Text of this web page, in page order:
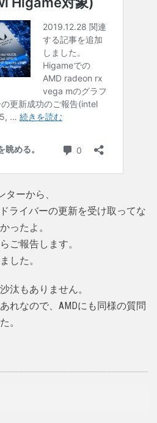
ーから、
ライバーの更新を受け取ってな
ったよ。
ご報告します。
した。
汰もありません。
れなので、AMDにも同様の質問
。